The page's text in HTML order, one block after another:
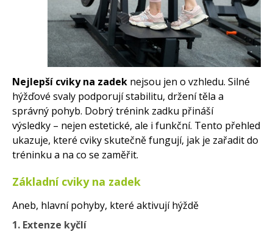
Nejlepší cviky na zadek nejsou jen o vzhledu. Silné
hýžďové svaly podporují stabilitu, držení těla a
správný pohyb. Dobrý trénink zadku přináší
výsledky – nejen estetické, ale i funkční. Tento přehled
ukazuje, které cviky skutečně fungují, jak je zařadit do
tréninku a na co se zaměřit.
Základní cviky na zadek
Aneb, hlavní pohyby, které aktivují hýždě
1. Extenze kyčlí